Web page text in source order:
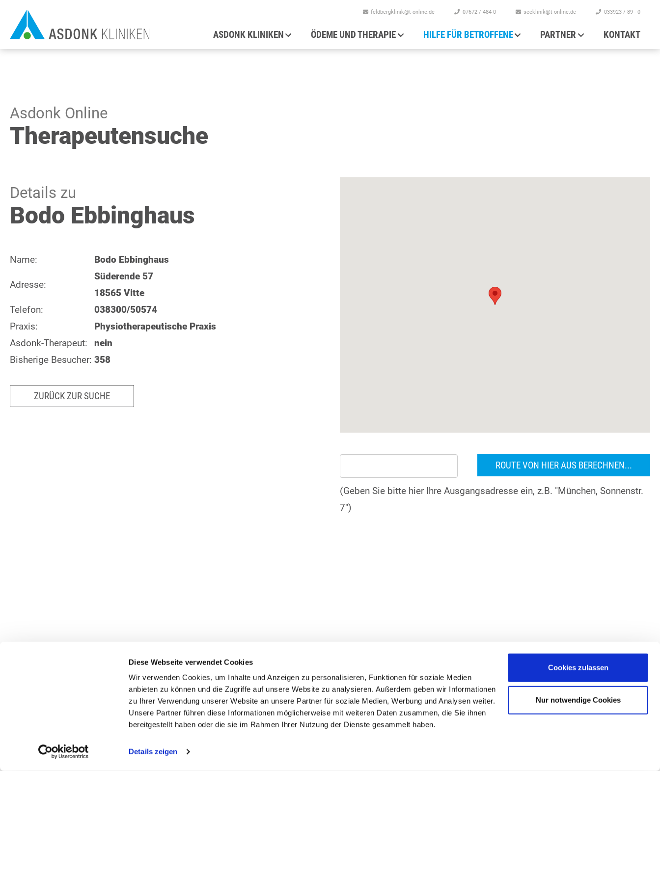
Diese Webseite verwendet Cookies
Wir verwenden Cookies, um Inhalte und Anzeigen zu personalisieren, Funktionen für soziale Medien
anbieten zu können und die Zugriffe auf unsere Website zu analysieren. Außerdem geben wir Informationen
zu Ihrer Verwendung unserer Website an unsere Partner für soziale Medien, Werbung und Analysen weiter.
Unsere Partner führen diese Informationen möglicherweise mit weiteren Daten zusammen, die Sie ihnen
bereitgestellt haben oder die sie im Rahmen Ihrer Nutzung der Dienste gesammelt haben.
Details zeigen
Cookies zulassen
Nur notwendige Cookies
zum
Inhalt
Hauptnavigation
ASDONK KLINIKEN ÖDEME UND THERAPIE HILFE FÜR BETROFFENE PARTNER KONTAKT
feldbergklinik@t-online.de 07672 / 484-0 seeklinik@t-online.de 033923 / 89 - 0
Asdonk Online
Therapeutensuche
Details zu
Bodo Ebbinghaus
Name: Bodo Ebbinghaus
Adresse:
Süderende 57
18565 Vitte
Telefon:
038300/50574
Praxis:
Physiotherapeutische Praxis
Asdonk-Therapeut:
nein
Bisherige Besucher: 358
ZURÜCK ZUR SUCHE
(Geben Sie bitte hier Ihre Ausgangsadresse ein, z.B. "München, Sonnenstr.
7")